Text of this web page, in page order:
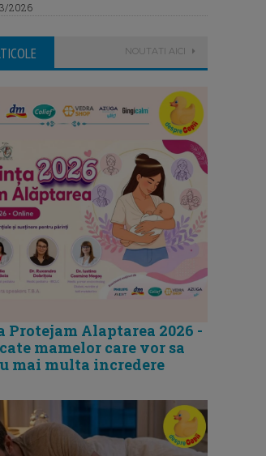
2026
NOUTATI AICI
Protejam Alaptarea 2026 -
mamelor care vor sa
mai multa incredere